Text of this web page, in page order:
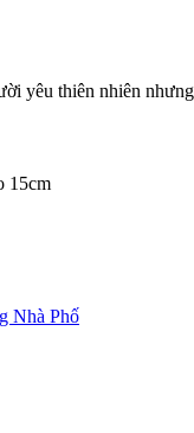
yêu thiên nhiên
15cm
Nhà Phố